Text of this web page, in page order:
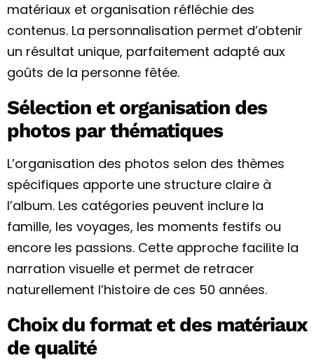
matériaux et organisation réfléchie des
contenus. La personnalisation permet d’obtenir
un résultat unique, parfaitement adapté aux
goûts de la personne fêtée.
Sélection et organisation des
photos par thématiques
L’organisation des photos selon des thèmes
spécifiques apporte une structure claire à
l’album. Les catégories peuvent inclure la
famille, les voyages, les moments festifs ou
encore les passions. Cette approche facilite la
narration visuelle et permet de retracer
naturellement l’histoire de ces 50 années.
Choix du format et des matériaux
de qualité